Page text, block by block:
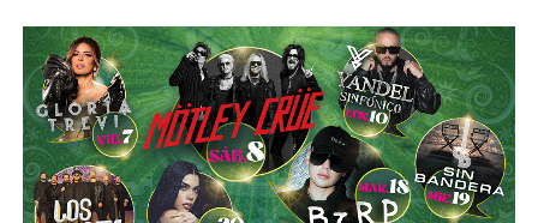
2.0